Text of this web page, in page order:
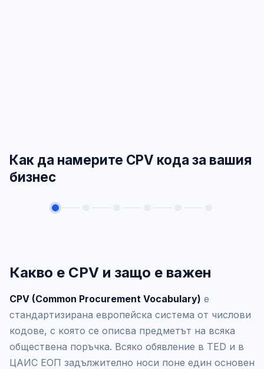
Как да намерите CPV кода за вашия
бизнес
Какво е CPV и защо е важен
CPV (Common Procurement Vocabulary) е
стандартизирана европейска система от числови
кодове, с която се описва предметът на всяка
обществена поръчка. Всяко обявление в TED и в
ЦАИС ЕОП задължително носи поне един основен